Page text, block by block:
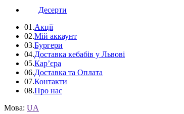
Десерти
01.Акції
02.Мій аккаунт
03.Бургери
04.Доставка кебабів у Львові
05.Кар’єра
06.Доставка та Оплата
07.Контакти
08.Про нас
Мова: UA